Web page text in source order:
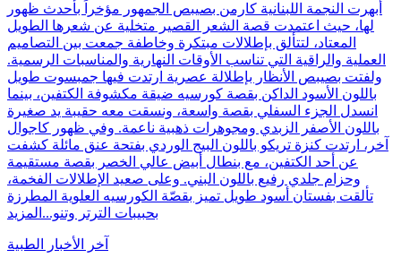
أبهرت النجمة اللبنانية كارمن بصيبص الجمهور مؤخراً بأحدث ظهور
لها، حيث اعتمدت قصة الشعر القصير متخلية عن شعرها الطويل
المعتاد، لتتألق بإطلالات مبتكرة وخاطفة جمعت بين التصاميم
العملية والراقية التي تناسب الأوقات النهارية والمناسبات الرسمية.
ولفتت بصيبص الأنظار بإطلالة عصرية ارتدت فيها جمبسوت طويل
باللون الأسود الداكن بقصة كورسيه ضيقة مكشوفة الكتفين، بينما
انسدل الجزء السفلي بقصة واسعة، ونسقت معه حقيبة يد صغيرة
باللون الأصفر الزبدي ومجوهرات ذهبية ناعمة. وفي ظهور كاجوال
آخر، ارتدت كنزة تريكو باللون البيج الوردي بفتحة عنق مائلة كشفت
عن أحد الكتفين، مع بنطال أبيض عالي الخصر بقصة مستقيمة
وحزام جلدي رفيع باللون البني. وعلى صعيد الإطلالات الفخمة،
تألقت بفستان أسود طويل تميز بقصّة الكورسيه العلوية المطرزة
بحبيبات الترتر وتنو... المزيد
آخر الأخبار الطبية